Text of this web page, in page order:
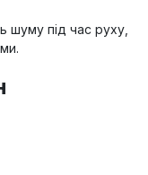
шуму під час руху,